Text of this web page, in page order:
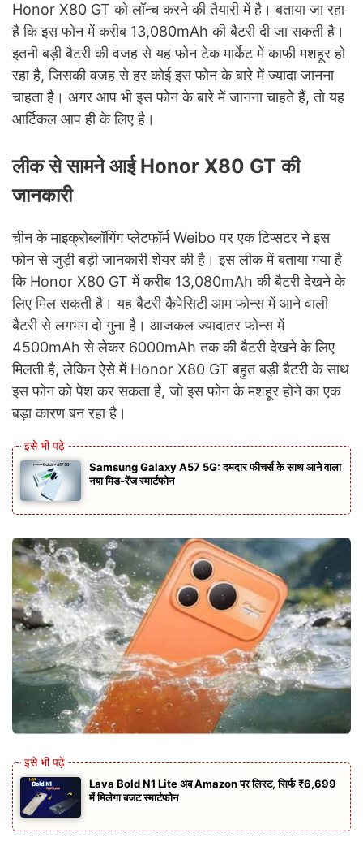
Honor X80 GT को लॉन्च करने की तैयारी में है। बताया जा रहा
है कि इस फोन में करीब 13,080mAh की बैटरी दी जा सकती है।
इतनी बड़ी बैटरी की वजह से यह फोन टेक मार्केट में काफी मशहूर हो
रहा है, जिसकी वजह से हर कोई इस फोन के बारे में ज्यादा जानना
चाहता है। अगर आप भी इस फोन के बारे में जानना चाहते हैं, तो यह
आर्टिकल आप ही के लिए है।
लीक से सामने आई Honor X80 GT की
जानकारी
चीन के माइक्रोब्लॉगिंग प्लेटफॉर्म Weibo पर एक टिप्सटर ने इस
फोन से जुड़ी बड़ी जानकारी शेयर की है। इस लीक में बताया गया है
कि Honor X80 GT में करीब 13,080mAh की बैटरी देखने के
लिए मिल सकती है। यह बैटरी कैपेसिटी आम फोन्स में आने वाली
बैटरी से लगभग दो गुना है। आजकल ज्यादातर फोन्स में
4500mAh से लेकर 6000mAh तक की बैटरी देखने के लिए
मिलती है, लेकिन ऐसे में Honor X80 GT बहुत बड़ी बैटरी के साथ
इस फोन को पेश कर सकता है, जो इस फोन के मशहूर होने का एक
बड़ा कारण बन रहा है।
Samsung Galaxy A57 5G: दमदार फीचर्स के साथ आने वाला
नया मिड-रेंज स्मार्टफोन
Lava Bold N1 Lite अब Amazon पर लिस्ट, सिर्फ ₹6,699
में मिलेगा बजट स्मार्टफोन